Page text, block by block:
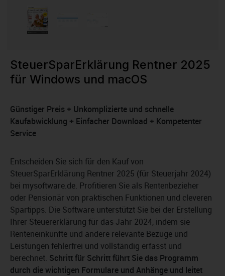
SteuerSparErklärung Rentner 2025
für Windows und macOS
Günstiger Preis + Unkomplizierte und schnelle
Kaufabwicklung + Einfacher Download + Kompetenter
Service
Entscheiden Sie sich für den Kauf von
SteuerSparErklärung Rentner 2025 (für Steuerjahr 2024)
bei mysoftware.de. Profitieren Sie als Rentenbezieher
oder Pensionär von praktischen Funktionen und cleveren
Spartipps. Die Software unterstützt Sie bei der Erstellung
Ihrer Steuererklärung für das Jahr 2024, indem sie
Renteneinkünfte und andere relevante Bezüge und
Leistungen fehlerfrei und vollständig erfasst und
berechnet. Schritt für Schritt führt Sie das Programm
durch die wichtigen Formulare und Anhänge und leitet